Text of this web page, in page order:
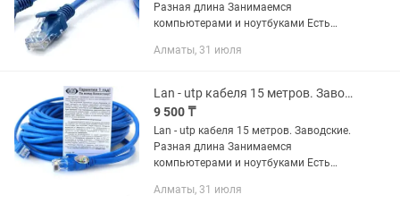
Разная длина Занимаемся
компьютерами и ноутбуками Есть
Алматы, 31 июля
Lan - utp кабеля 15 метров. Заводские. Разная длина
9 500 ₸
Lan - utp кабеля 15 метров. Заводские.
Разная длина Занимаемся
компьютерами и ноутбуками Есть
Алматы, 31 июля